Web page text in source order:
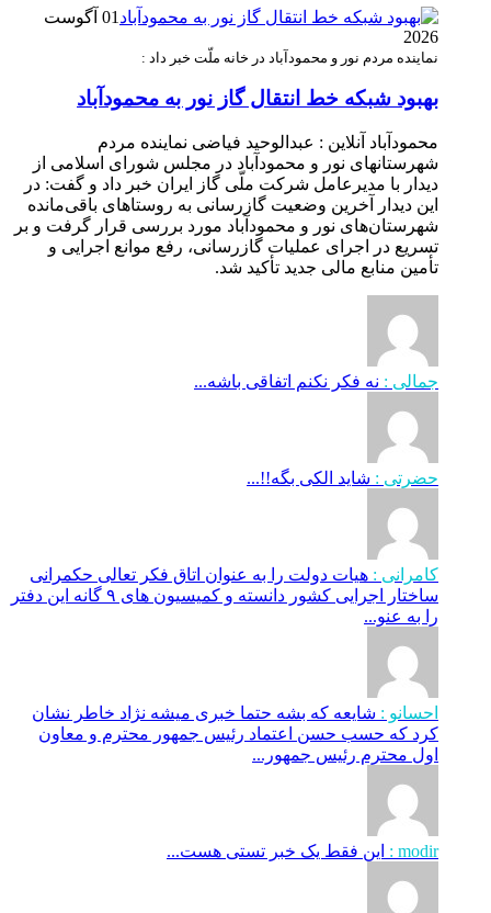
01 آگوست
2026
نماینده مردم نور و محمودآباد در خانه ملّت خبر داد :
بهبود شبکه خط انتقال گاز نور به محمودآباد
محمودآباد آنلاین : عبدالوحید فیاضی نماینده مردم
شهرستانهای نور و محمودآباد در مجلس شورای اسلامی از
دیدار با مدیرعامل شرکت ملّی گاز ایران خبر داد و گفت: در
این دیدار آخرین وضعیت گازرسانی به روستاهای باقی‌مانده
شهرستان‌های نور و محمودآباد مورد بررسی قرار گرفت و بر
تسریع در اجرای عملیات گازرسانی، رفع موانع اجرایی و
تأمین منابع مالی جدید تأکید شد.
جمالی : نه فکر نکنم اتفاقی باشه...
حضرتی : شاید الکی بگه!!...
کامرانی : هیات دولت را به عنوان اتاق فکر تعالی حکمرانی
ساختار اجرایی کشور دانسته و کمیسیون های ۹ گانه این دفتر
را به عنو...
احسانو : شایعه که بشه حتما خبری میشه نژاد خاطر نشان
کرد که حسب حسن اعتماد رئیس جمهور محترم و معاون
اول محترم رئیس جمهور...
modir : این فقط یک خبر تستی هست...